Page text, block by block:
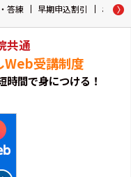
答練 早期申込割引 おため
共通
受講制度
間で身につける！